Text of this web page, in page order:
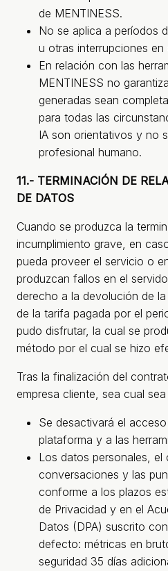
de MENTINESS.
No se aplica a períodos
u otras interrupciones en
En relación con las
MENTINESS no
generadas sean
para todas las
IA son orientativos y no
profesional humano.
11.- TERMINACIÓN DE
DE DATOS
Cuando se produzca la
incumplimiento grave, en
pueda proveer el servicio o
produzcan fallos en el
derecho a la devolución de
de la tarifa pagada por el
pudo disfrutar, la cual se
método por el cual se hizo
Tras la finalización del
empresa cliente, sea cual
Se desactivará el
plataforma y a las
Los datos personales, el
conversaciones y las
conforme a los plazos
de Privacidad y en el
Datos (DPA) suscrito
defecto: métricas en
seguridad 35 días